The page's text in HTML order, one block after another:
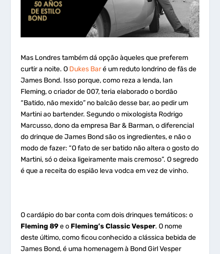
Mas Londres também dá opção àqueles que preferem
curtir a noite. O Dukes Baré um reduto londrino de fãs de
James Bond. Isso porque, como reza a lenda, Ian
Fleming, o criador de 007, teria elaborado o bordão
“Batido, não mexido” no balcão desse bar, ao pedir um
Martini ao bartender. Segundo o mixologista Rodrigo
Marcusso, dono da empresa Bar & Barman, o diferencial
do drinque de James Bond são os ingredientes, e não o
modo de fazer: “O fato de ser batido não altera o gosto do
Martini, só o deixa ligeiramente mais cremoso”. O segredo
é que a receita do espião leva vodca em vez de vinho.
O cardápio do bar conta com dois drinques temáticos: o
Fleming 89e o Fleming’s Classic Vesper. O nome
deste último, como ficou conhecido a clássica bebida de
James Bond, é uma homenagem à Bond Girl Vesper